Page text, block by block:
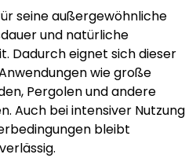
seine außergewöhnliche
und natürliche
Dadurch eignet sich dieser
wie große
Pergolen und andere
Auch bei intensiver Nutzung
bleibt